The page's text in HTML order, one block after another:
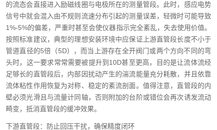
的流态会直接进入励磁线圈与电极所在的测量管段。此时，感应电势
信号中就会混入由不规则流速分布引起的测量误差，轻微时可能导致
1%-5%的偏差，严重时甚至会使仪器指示完全紊乱，失去使用价值。
按照标准建议，典型的理想安装环境中应保证上游直管段长度不小于
管道直径的5倍（5D），而当上游存在全开阀门或两个方向不同的弯
头时，这一要求常常需要被提升到10D甚至更高，目的是让流体流经
足够长的直管段后，内部因扰动产生的湍流能量充分耗散，并且依靠
流体粘性作用恢复为对称、稳定的紊流剖面。值得注意，直管段的内
壁必须光滑且与流量计同轴，否则附加的台阶或错位会再次诱发流动
畸变，抵消直管段的缓冲效果。
下游直管段：防止回压干扰，确保精度闭环